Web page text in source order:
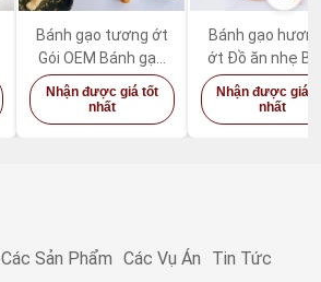
Bánh gạo tương ớt
Gói OEM Bánh gạo
hỗn hợp Nhật Bản
Nhận được giá tốt
nhất
Bánh gạo
ớt Đồ ăn nhẹ
gạo giòn Nhật
tốt cho sức
Nhận được giá
nhất
Các Sản Phẩm Các Vụ Án
Tin Tức